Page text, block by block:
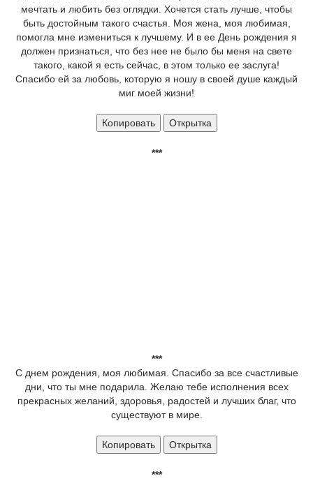
мечтать и любить без оглядки. Хочется стать лучше, чтобы
быть достойным такого счастья. Моя жена, моя любимая,
помогла мне измениться к лучшему. И в ее День рождения я
должен признаться, что без нее не было бы меня на свете
такого, какой я есть сейчас, в этом только ее заслуга!
Спасибо ей за любовь, которую я ношу в своей душе каждый
миг моей жизни!
Копировать Открытка
***
***
С днем рождения, моя любимая. Спасибо за все счастливые
дни, что ты мне подарила. Желаю тебе исполнения всех
прекрасных желаний, здоровья, радостей и лучших благ, что
существуют в мире.
Копировать Открытка
***